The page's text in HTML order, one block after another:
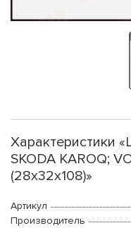
Характеристики
SKODA KAROQ;
(28х32х108)»
Артикул
Производитель